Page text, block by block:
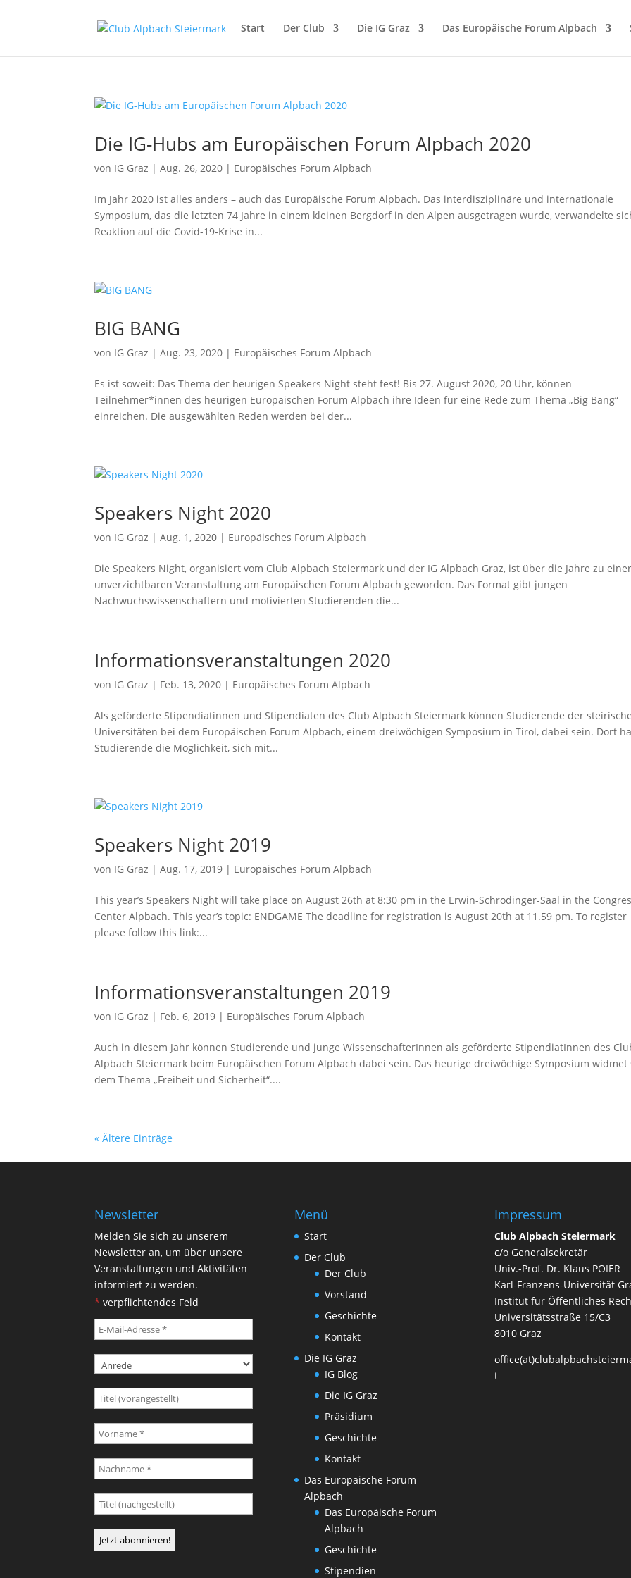
Start Der Club Die IG Graz Das Europäische Forum Alpbach
Die IG-Hubs am Europäischen Forum Alpbach 2020
von IG Graz |Aug. 26, 2020 | Europäisches Forum Alpbach
Im Jahr 2020 ist alles anders – auch das Europäische Forum Alpbach. Das interdisziplinäre und internationale
Symposium, das die letzten 74 Jahre in einem kleinen Bergdorf in den Alpen ausgetragen wurde, verwandelte
Reaktion auf die Covid-19-Krise in...
BIG BANG
von IG Graz |Aug. 23, 2020 | Europäisches Forum Alpbach
Es ist soweit: Das Thema der heurigen Speakers Night steht fest! Bis 27. August 2020, 20 Uhr, können
Teilnehmer*innen des heurigen Europäischen Forum Alpbach ihre Ideen für eine Rede zum Thema „Big Bang“
einreichen. Die ausgewählten Reden werden bei der...
Speakers Night 2020
von IG Graz |Aug. 1, 2020 | Europäisches Forum Alpbach
Die Speakers Night, organisiert vom Club Alpbach Steiermark und der IG Alpbach Graz, ist über die Jahre zu
unverzichtbaren Veranstaltung am Europäischen Forum Alpbach geworden. Das Format gibt jungen
Nachwuchswissenschaftern und motivierten Studierenden die...
Informationsveranstaltungen 2020
von IG Graz | Feb. 13, 2020 | Europäisches Forum Alpbach
Als geförderte Stipendiatinnen und Stipendiaten des Club Alpbach Steiermark können Studierende der
Universitäten bei dem Europäischen Forum Alpbach, einem dreiwöchigen Symposium in Tirol, dabei sein. Dort
Studierende die Möglichkeit, sich mit...
Speakers Night 2019
von IG Graz |Aug. 17, 2019 | Europäisches Forum Alpbach
This year’s Speakers Night will take place on August 26th at 8:30 pm in the Erwin-Schrödinger-Saal in the
Center Alpbach. This year’s topic: ENDGAME The deadline for registration is August 20th at 11.59 pm. To register
please follow this link:...
Informationsveranstaltungen 2019
von IG Graz | Feb. 6, 2019 | Europäisches Forum Alpbach
Auch in diesem Jahr können Studierende und junge WissenschafterInnen als geförderte StipendiatInnen des
Alpbach Steiermark beim Europäischen Forum Alpbach dabei sein. Das heurige dreiwöchige Symposium widmet
dem Thema „Freiheit und Sicherheit“....
« Ältere Einträge
Newsletter
Melden Sie sich zu unserem
Newsletter an, um über unsere
Veranstaltungen und Aktivitäten
informiert zu werden.
* verpflichtendes Feld
Menü
Start
Der Club
Der Club
Vorstand
Geschichte
Kontakt
Die IG Graz
IG Blog
Die IG Graz
Präsidium
Geschichte
Kontakt
Das Europäische Forum
Alpbach
Das Europäische Forum
Alpbach
Geschichte
Stipendien
Impressum
Club Alpbach Steiermark
c/o Generalsekretär
Univ.-Prof. Dr. Klaus POIER
Karl-Franzens-Universität
Institut für Öffentliches
Universitätsstraße 15/C3
8010 Graz
t